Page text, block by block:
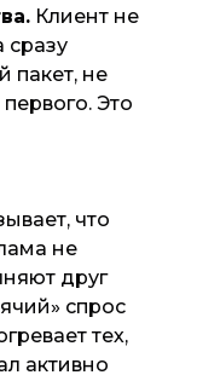
Клиент не
сразу
пакет, не
Это
что
не
друг
спрос
тех,
активно